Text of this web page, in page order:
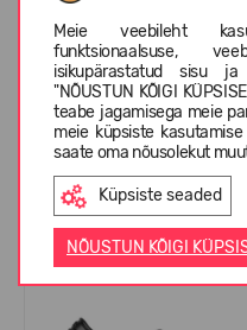
Meie veebileht
funktsionaalsuse,
isikupärastatud sisu ja
"NÕUSTUN KÕIGI
teabe jagamisega meie
meie küpsiste
saate oma nõusolekut
Küpsiste seaded
NÕUSTUN KÕIGI
KLIENTIDE ARVUSTUSED (0)